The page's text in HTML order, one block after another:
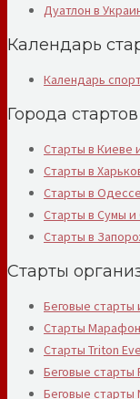
Дуатлон в
Календарь
Календарь
Города стартов
Старты в Киеве
Старты в
Старты в
Старты в Сумы и
Старты в
Старты
Беговые старты
Старты
Старты Triton
Беговые старты
Беговые старты